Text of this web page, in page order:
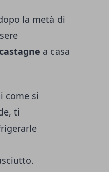
la metà di
a casa
come si
ti